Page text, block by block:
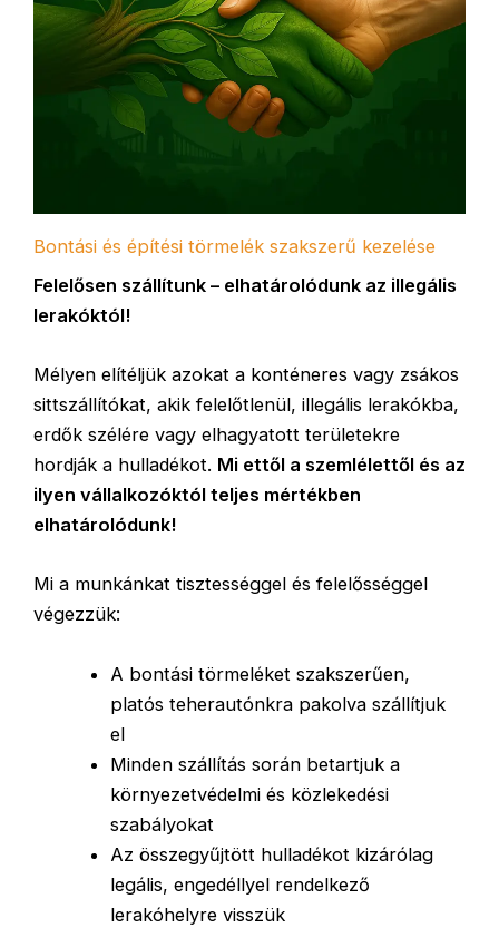
Bontási és építési törmelék szakszerű kezelése
Felelősen szállítunk – elhatárolódunk az illegális
lerakóktól!
Mélyen elítéljük azokat a konténeres vagy zsákos
sittszállítókat, akik felelőtlenül, illegális lerakókba,
erdők szélére vagy elhagyatott területekre
hordják a hulladékot. Mi ettől a szemlélettől és az
ilyen vállalkozóktól teljes mértékben
elhatárolódunk!
Mi a munkánkat tisztességgel és felelősséggel
végezzük:
A bontási törmeléket szakszerűen,
platós teherautónkra pakolva szállítjuk
el
Minden szállítás során betartjuk a
környezetvédelmi és közlekedési
szabályokat
Az összegyűjtött hulladékot kizárólag
legális, engedéllyel rendelkező
lerakóhelyre visszük